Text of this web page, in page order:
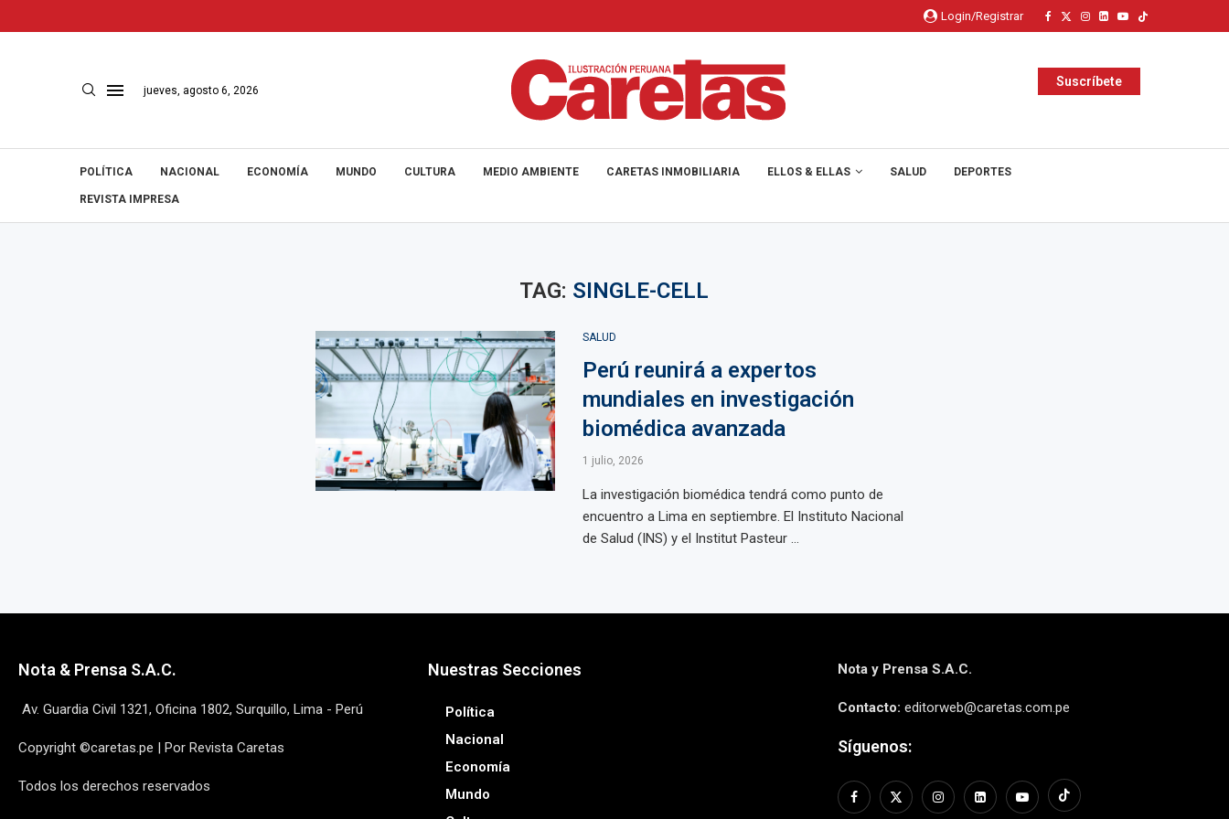
Login/Registrar
jueves, agosto 6, 2026
Suscríbete
POLÍTICA NACIONAL ECONOMÍA MUNDO CULTURA MEDIO AMBIENTE CARETAS INMOBILIARIA ELLOS & ELLAS SALUD DEPORTES
REVISTA IMPRESA
TAG: SINGLE-CELL
SALUD
Perú reunirá a expertos
mundiales en investigación
biomédica avanzada
1 julio, 2026
La investigación biomédica tendrá como punto de
encuentro a Lima en septiembre. El Instituto Nacional
de Salud (INS) y el Institut Pasteur ...
Nota & Prensa S.A.C.
Av. Guardia Civil 1321, Oficina 1802, Surquillo, Lima - Perú
Copyright ©caretas.pe | Por Revista Caretas
Todos los derechos reservados
Nuestras Secciones
Política
Nacional
Economía
Mundo
Nota y Prensa S.A.C.
Contacto: editorweb@caretas.com.pe
Síguenos: